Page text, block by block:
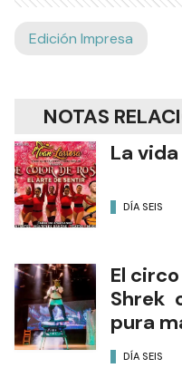
Edición Impresa
NOTAS
La
DÍA SEIS
El
Shrek
pura
DÍA SEIS